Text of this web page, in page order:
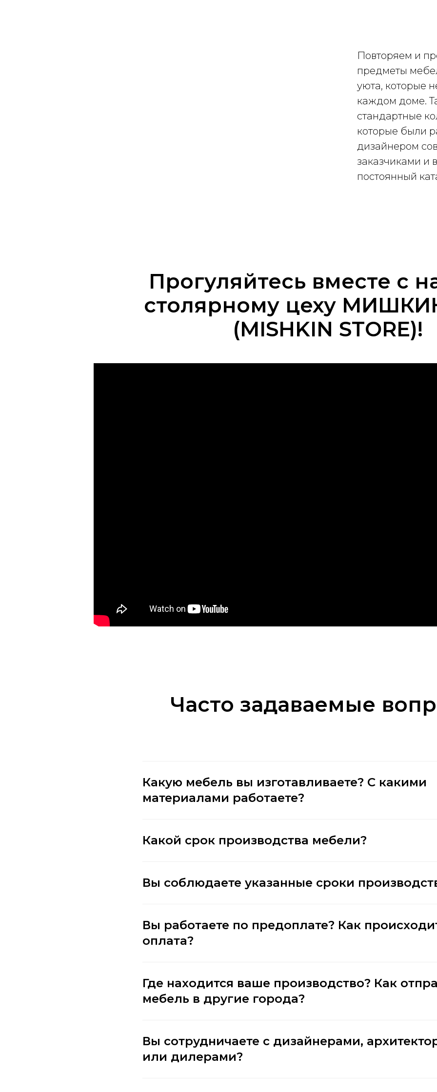
Повторяем и
предметы
уюта, которые
каждом доме.
стандартные
которые были
дизайнером
заказчиками и
постоянный
Прогуляйтесь вместе с
столярному цеху
(MISHKIN STORE)!
Часто задаваемые
Какую мебель вы изготавливаете? С какими
материалами работаете?
Какой срок производства мебели?
Вы соблюдаете указанные сроки
Вы работаете по предоплате? Как
оплата?
Где находится ваше производство? Как
мебель в другие города?
Вы сотрудничаете с дизайнерами,
или дилерами?